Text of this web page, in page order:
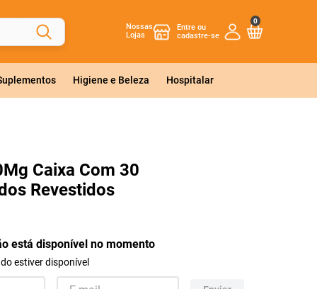
Nossas
Lojas
0
Higiene e Beleza Hospitalar
Caixa Com 30
Revestidos
está disponível no momento
estiver disponível